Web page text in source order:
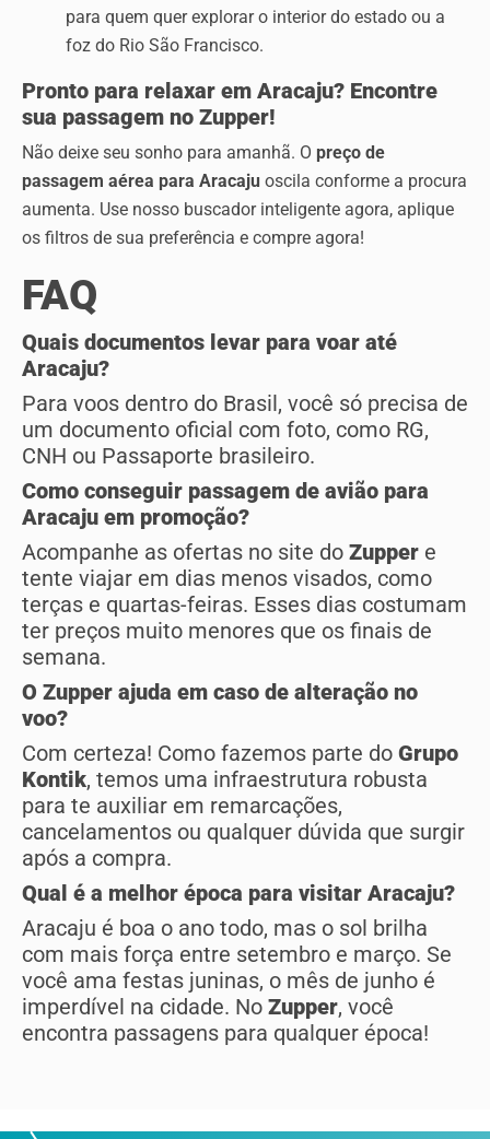
para quem quer explorar o interior do estado ou a
foz do Rio São Francisco.
Pronto para relaxar em Aracaju? Encontre
sua passagem no Zupper!
Não deixe seu sonho para amanhã. O preço de
passagem aérea para Aracaju oscila conforme a procura
aumenta. Use nosso buscador inteligente agora, aplique
os filtros de sua preferência e compre agora!
FAQ
Quais documentos levar para voar até
Aracaju?
Para voos dentro do Brasil, você só precisa de
um documento oficial com foto, como RG,
CNH ou Passaporte brasileiro.
Como conseguir passagem de avião para
Aracaju em promoção?
Acompanhe as ofertas no site do Zupper e
tente viajar em dias menos visados, como
terças e quartas-feiras. Esses dias costumam
ter preços muito menores que os finais de
semana.
O Zupper ajuda em caso de alteração no
voo?
Com certeza! Como fazemos parte do Grupo
Kontik, temos uma infraestrutura robusta
para te auxiliar em remarcações,
cancelamentos ou qualquer dúvida que surgir
após a compra.
Qual é a melhor época para visitar Aracaju?
Aracaju é boa o ano todo, mas o sol brilha
com mais força entre setembro e março. Se
você ama festas juninas, o mês de junho é
imperdível na cidade. No Zupper, você
encontra passagens para qualquer época!